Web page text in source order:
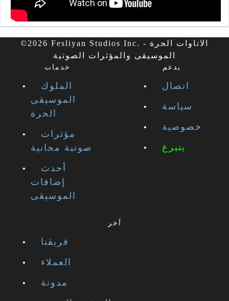
©2026 Fesliyan Studios Inc. - الاتاوات الحرة
الموسيقى والمؤثرات الصوتية
خدمات
الملوك
الموسيقى
الحرة
مؤثرات
صوتية مجانية
أحدث
إضافات
الموسيقى
يدعم
اتصال
سياسة
خصوصية
يتبرع
آخر
فريقنا
العملاء
مدونة